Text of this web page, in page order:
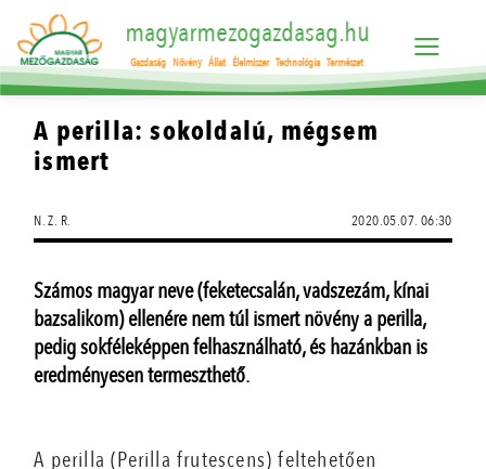
magyarmezogazdasag.hu
Gazdaság Növény Állat Élelmiszer Technológia Természet
A perilla: sokoldalú, mégsem
ismert
N. Z. R. 2020.05.07. 06:30
Számos magyar neve (feketecsalán, vadszezám, kínai
bazsalikom) ellenére nem túl ismert növény a perilla,
pedig sokféleképpen felhasználható, és hazánkban is
eredményesen termeszthető.
A perilla (Perilla frutescens) feltehetően